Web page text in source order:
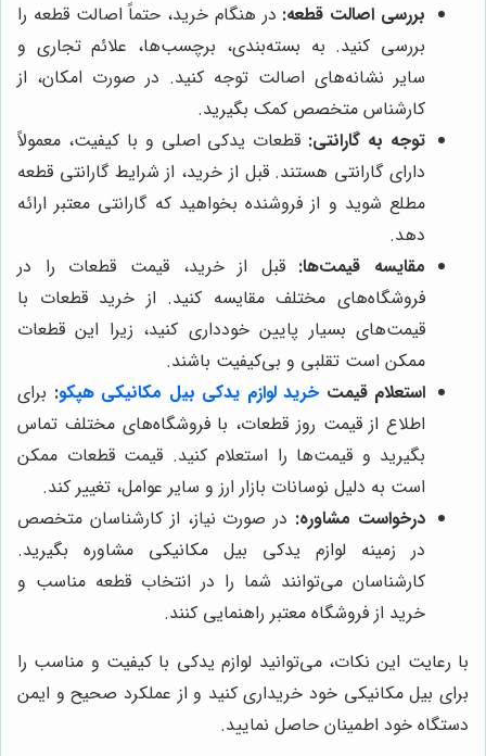
بررسی اصالت قطعه: در هنگام خرید، حتماً اصالت قطعه را
بررسی کنید. به بسته‌بندی، برچسب‌ها، علائم تجاری و
سایر نشانه‌های اصالت توجه کنید. در صورت امکان، از
کارشناس متخصص کمک بگیرید.
توجه به گارانتی: قطعات یدکی اصلی و با کیفیت، معمولاً
دارای گارانتی هستند. قبل از خرید، از شرایط گارانتی قطعه
مطلع شوید و از فروشنده بخواهید که گارانتی معتبر ارائه
دهد.
مقایسه قیمت‌ها: قبل از خرید، قیمت قطعات را در
فروشگاه‌های مختلف مقایسه کنید. از خرید قطعات با
قیمت‌های بسیار پایین خودداری کنید، زیرا این قطعات
ممکن است تقلبی و بی‌کیفیت باشند.
استعلام قیمت خرید لوازم یدکی بیل مکانیکی هپکو: برای
اطلاع از قیمت روز قطعات، با فروشگاه‌های مختلف تماس
بگیرید و قیمت‌ها را استعلام کنید. قیمت قطعات ممکن
است به دلیل نوسانات بازار ارز و سایر عوامل، تغییر کند.
درخواست مشاوره: در صورت نیاز، از کارشناسان متخصص
در زمینه لوازم یدکی بیل مکانیکی مشاوره بگیرید.
کارشناسان می‌توانند شما را در انتخاب قطعه مناسب و
خرید از فروشگاه معتبر راهنمایی کنند.
با رعایت این نکات، می‌توانید لوازم یدکی با کیفیت و مناسب را
برای بیل مکانیکی خود خریداری کنید و از عملکرد صحیح و ایمن
دستگاه خود اطمینان حاصل نمایید.